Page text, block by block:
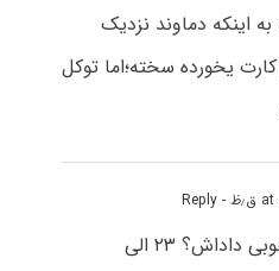
اینکه دماوند نزدیک
یخورده سخته؛اما توکل
- Reply
سلام هادی جان. خوبی داداش؟ ۲۳ الی